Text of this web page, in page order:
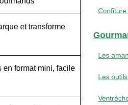
et transforme
en format mini, facile
Confiture
Les
Les outils